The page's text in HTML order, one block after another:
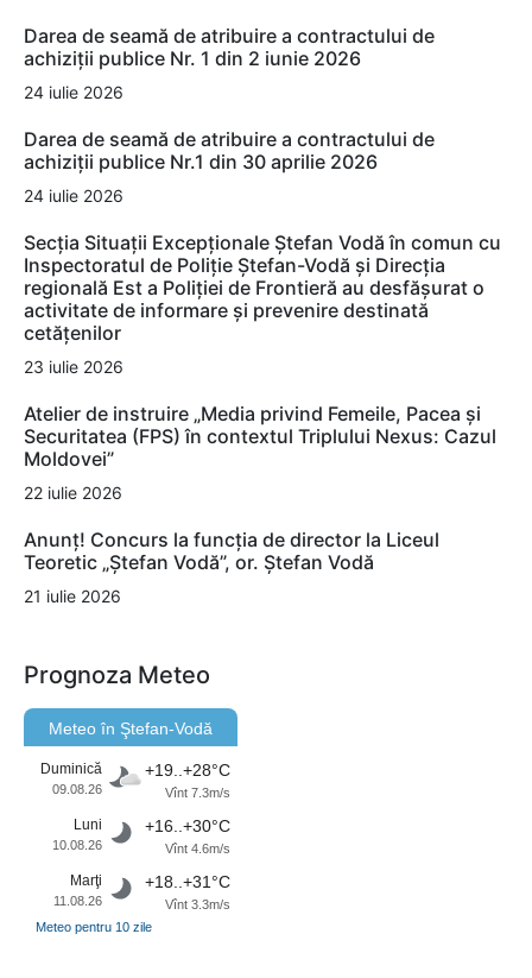
Darea de seamă de atribuire a contractului de
achiziții publice Nr. 1 din 2 iunie 2026
24 iulie 2026
Darea de seamă de atribuire a contractului de
achiziții publice Nr.1 din 30 aprilie 2026
24 iulie 2026
Secția Situații Excepționale Ștefan Vodă în comun cu
Inspectoratul de Poliție Ștefan-Vodă și Direcția
regională Est a Poliției de Frontieră au desfășurat o
activitate de informare și prevenire destinată
cetățenilor
23 iulie 2026
Atelier de instruire „Media privind Femeile, Pacea și
Securitatea (FPS) în contextul Triplului Nexus: Cazul
Moldovei”
22 iulie 2026
Anunț! Concurs la funcția de director la Liceul
Teoretic „Ștefan Vodă”, or. Ștefan Vodă
21 iulie 2026
Prognoza Meteo
Meteo în Ştefan-Vodă
Duminică
09.08.26
+19..+28°C
Vînt 7.3m/s
Luni
10.08.26
+16..+30°C
Vînt 4.6m/s
Marţi
11.08.26
+18..+31°C
Vînt 3.3m/s
Meteo pentru 10 zile